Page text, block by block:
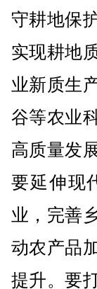
守耕地保
实现耕地
业新质生
谷等农业
高质量发
要延伸现
业，完善
动农产品
提升。要